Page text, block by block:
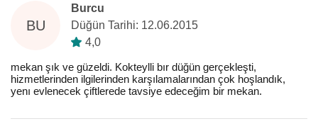
BU
Burcu
Düğün Tarihi: 12.06.2015
4,0
mekan şık ve güzeldi. Kokteylli bır düğün gerçekleşti,
hizmetlerinden ilgilerinden karşılamalarından çok hoşlandık,
yenı evlenecek çiftlerede tavsiye edeceğim bir mekan.